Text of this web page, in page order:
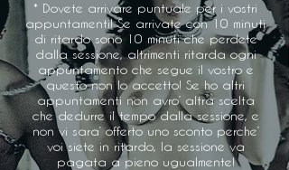
* Dovete arrivare puntuale per i vostri
appuntamenti! Se arrivate con 10 minuti
di ritardo sono 10 minuti che perdete
dalla sessione, altrimenti ritarda ogni
appuntamento che segue il vostro e
questo non lo accetto! Se ho altri
appuntamenti non avro’ altra scelta
che dedurre il tempo dalla sessione, e
non vi sara’ offerto uno sconto perche’
voi siete in ritardo, la sessione va
pagata a pieno ugualmente!